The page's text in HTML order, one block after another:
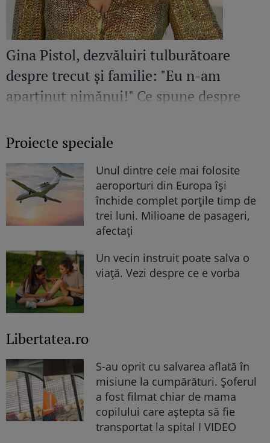
Gina Pistol, dezvăluiri tulburătoare
despre trecut și familie: "Eu n-am
aparținut nimănui!" Ce spune despre
Proiecte speciale
Unul dintre cele mai folosite
aeroporturi din Europa își
închide complet porțile timp de
trei luni. Milioane de pasageri,
afectați
Un vecin instruit poate salva o
viață. Vezi despre ce e vorba
Libertatea.ro
S-au oprit cu salvarea aflată în
misiune la cumpărături. Șoferul
a fost filmat chiar de mama
copilului care aștepta să fie
transportat la spital I VIDEO